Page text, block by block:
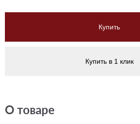
Купить
Купить в 1 клик
О товаре